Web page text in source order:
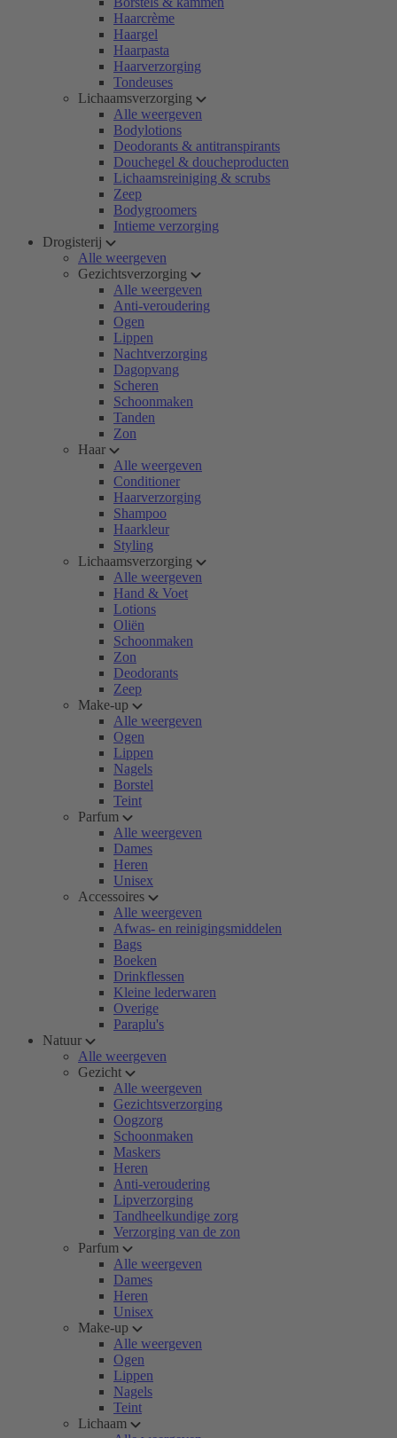
Haarcrème
Haargel
Haarpasta
Haarverzorging
Tondeuses
Lichaamsverzorging
Alle weergeven
Bodylotions
Deodorants & antitranspirants
Douchegel & doucheproducten
Lichaamsreiniging & scrubs
Zeep
Bodygroomers
Intieme verzorging
Drogisterij
Alle weergeven
Gezichtsverzorging
Alle weergeven
Anti-veroudering
Ogen
Lippen
Nachtverzorging
Dagopvang
Scheren
Schoonmaken
Tanden
Zon
Haar
Alle weergeven
Conditioner
Haarverzorging
Shampoo
Haarkleur
Styling
Lichaamsverzorging
Alle weergeven
Hand & Voet
Lotions
Oliën
Schoonmaken
Zon
Deodorants
Zeep
Make-up
Alle weergeven
Ogen
Lippen
Nagels
Borstel
Teint
Parfum
Alle weergeven
Dames
Heren
Unisex
Accessoires
Alle weergeven
Afwas- en reinigingsmiddelen
Bags
Boeken
Drinkflessen
Kleine lederwaren
Overige
Paraplu's
Natuur
Alle weergeven
Gezicht
Alle weergeven
Gezichtsverzorging
Oogzorg
Schoonmaken
Maskers
Heren
Anti-veroudering
Lipverzorging
Tandheelkundige zorg
Verzorging van de zon
Parfum
Alle weergeven
Dames
Heren
Unisex
Make-up
Alle weergeven
Ogen
Lippen
Nagels
Teint
Lichaam